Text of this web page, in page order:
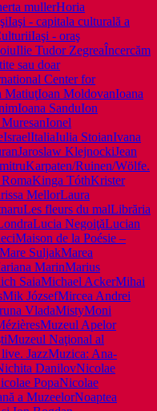
mullerHoria
Iaşi - capitala culturală a
Iaşi - oraş
Ilie Tudor ZegreaÎncercăm
sau doar
Center for
MatiuţIoan MoldovanIoana
Ioana SanduIon
Ionel
IsraelItaliaIulia StoianIvana
Jaroslaw KlejnockiJean
Karpaten/Ruinen/Wölfe.
Kinga TóthKrister
MellorLaura
Les fleurs du malLibrăria
Lucia NegoiţăLucian
Maison de la Poésie –
Mare SuljakMarea
MarinMarius
SaiaMichael AckerMihai
Mik JózsefMircea Andrei
VladaMistyMoni
Muzeul Apelor
Muzeul Naţional al
JazzMuzica: Ana-
DanilovNicolae
PopaNicolae
a MuzeelorNoaptea